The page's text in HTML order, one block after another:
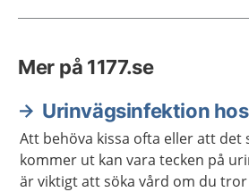
Mer på 1177.se
Urinvägsinfektion
Att behöva kissa ofta eller att det
kommer ut kan vara tecken på
är viktigt att söka vård om du